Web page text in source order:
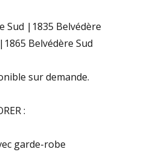
Sud |1835 Belvédère
Belvédère Sud
sur demande.
:
garde-robe